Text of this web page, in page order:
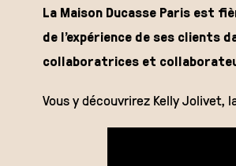
La Maison Ducasse Paris est
de l’expérience de ses clients
collaboratrices et
Vous y découvrirez Kelly Jolivet,